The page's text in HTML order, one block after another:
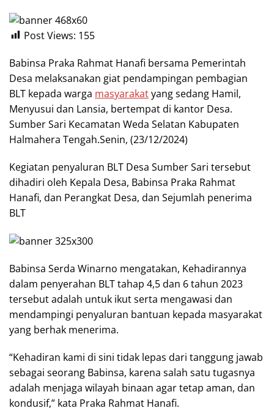
Post Views: 155
Babinsa Praka Rahmat Hanafi bersama Pemerintah
Desa melaksanakan giat pendampingan pembagian
BLT kepada warga masyarakatyang sedang Hamil,
Menyusui dan Lansia, bertempat di kantor Desa.
Sumber Sari Kecamatan Weda Selatan Kabupaten
Halmahera Tengah.Senin, (23/12/2024)
Kegiatan penyaluran BLT Desa Sumber Sari tersebut
dihadiri oleh Kepala Desa, Babinsa Praka Rahmat
Hanafi, dan Perangkat Desa, dan Sejumlah penerima
BLT
Babinsa Serda Winarno mengatakan, Kehadirannya
dalam penyerahan BLT tahap 4,5 dan 6 tahun 2023
tersebut adalah untuk ikut serta mengawasi dan
mendampingi penyaluran bantuan kepada masyarakat
yang berhak menerima.
“Kehadiran kami di sini tidak lepas dari tanggung jawab
sebagai seorang Babinsa, karena salah satu tugasnya
adalah menjaga wilayah binaan agar tetap aman, dan
kondusif,” kata Praka Rahmat Hanafi.